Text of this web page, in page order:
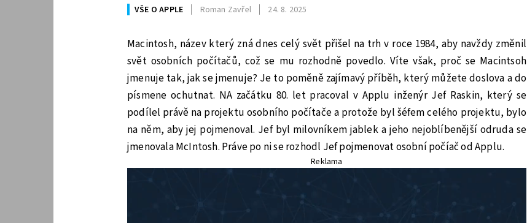
VŠE O APPLE Roman Zavřel 24. 8. 2025
Macintosh, název který zná dnes celý svět přišel na trh v roce 1984, aby navždy změnil
svět osobních počítačů, což se mu rozhodně povedlo. Víte však, proč se Macintsoh
jmenuje tak, jak se jmenuje? Je to poměně zajímavý příběh, který můžete doslova a do
písmene ochutnat. NA začátku 80. let pracoval v Applu inženýr Jef Raskin, který se
podílel právě na projektu osobního počítače a protože byl šéfem celého projektu, bylo
na něm, aby jej pojmenoval. Jef byl milovníkem jablek a jeho nejoblíbenější odruda se
jmenovala McIntosh. Práve po ni se rozhodl Jef pojmenovat osobní počíač od Applu.
Reklama